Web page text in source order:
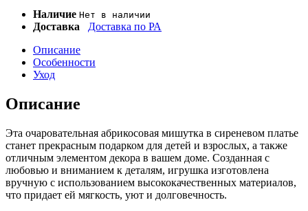
Наличие Нет в наличии
Доставка
Доставка по РА
Описание
Особенности
Уход
Описание
Эта очаровательная абрикосовая мишутка в сиреневом платье
станет прекрасным подарком для детей и взрослых, а также
отличным элементом декора в вашем доме. Созданная с
любовью и вниманием к деталям, игрушка изготовлена
вручную с использованием высококачественных материалов,
что придает ей мягкость, уют и долговечность.